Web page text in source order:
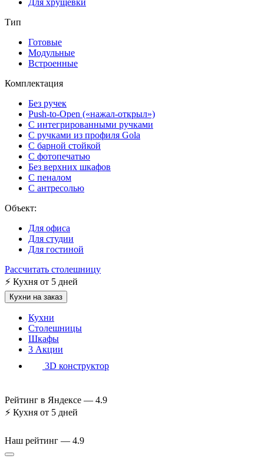
Для хрущевки
Тип
Готовые
Модульные
Встроенные
Комплектация
Без ручек
Push-to-Open («нажал-открыл»)
С интегрированными ручками
С ручками из профиля Gola
С барной стойкой
С фотопечатью
Без верхних шкафов
С пеналом
С антресолью
Объект:
Для офиса
Для студии
Для гостиной
Рассчитать столешницу
⚡ Кухня от 5 дней
Кухни на заказ
Кухни
Столешницы
Шкафы
3 Акции
3D конструктор
Рейтинг в Яндексе — 4.9
⚡ Кухня от 5 дней
Наш рейтинг — 4.9